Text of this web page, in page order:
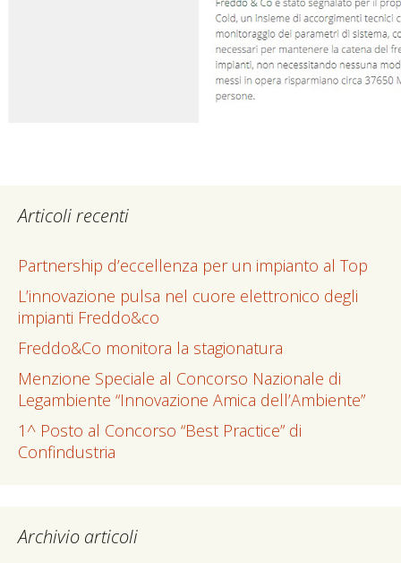
Articoli recenti
Partnership d’eccellenza per un impianto al Top
L’innovazione pulsa nel cuore elettronico degli
impianti Freddo&co
Freddo&Co monitora la stagionatura
Menzione Speciale al Concorso Nazionale di
Legambiente “Innovazione Amica dell’Ambiente”
1^ Posto al Concorso “Best Practice” di
Confindustria
Archivio articoli